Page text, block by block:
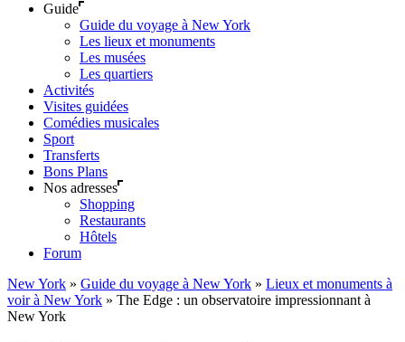
Guide
Guide du voyage à New York
Les lieux et monuments
Les musées
Les quartiers
Activités
Visites guidées
Comédies musicales
Sport
Transferts
Bons Plans
Nos adresses
Shopping
Restaurants
Hôtels
Forum
New York » Guide du voyage à New York » Lieux et monuments à
voir à New York » The Edge : un observatoire impressionnant à
New York